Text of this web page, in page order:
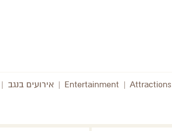
Attractions
|
Entertainment
| אירועים בנגב |